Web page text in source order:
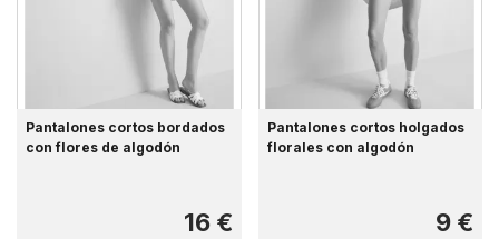
Pantalones cortos bordados
con flores de algodón
16 €
Pantalones cortos holgados
florales con algodón
9 €